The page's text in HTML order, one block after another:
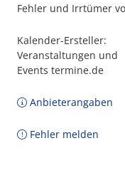
Fehler und Irrtümer
Kalender-Ersteller:
Veranstaltungen und
Events termine.de
Anbieterangaben
Fehler melden